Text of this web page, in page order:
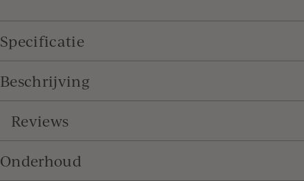
Specificatie
Beschrijving
Reviews
Onderhoud